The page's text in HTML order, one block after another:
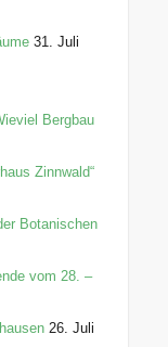
31. Juli
Bergbau
Zinnwald“
Botanischen
vom 28. –
26. Juli